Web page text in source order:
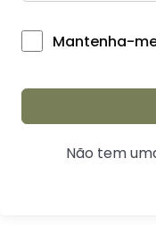
Mantenha-
Não tem